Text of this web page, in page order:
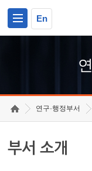
En
연구·행정부서
부서 소개